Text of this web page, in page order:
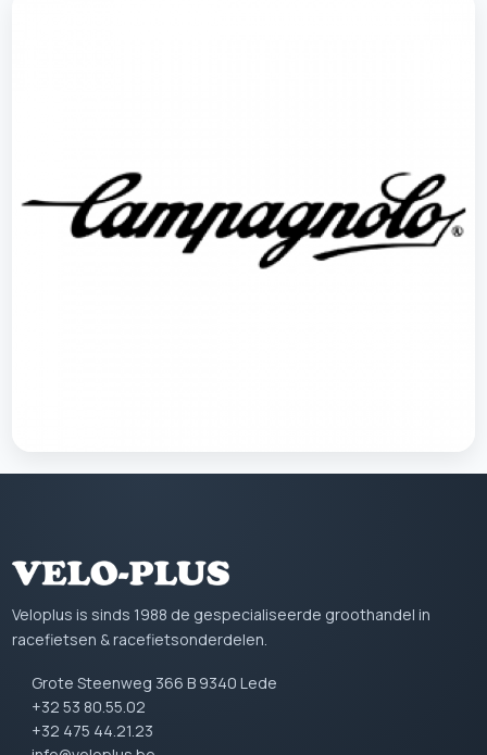
Veloplus is sinds 1988 de gespecialiseerde groothandel in
racefietsen & racefietsonderdelen.
Grote Steenweg 366 B 9340 Lede
+32 53 80.55.02
+32 475 44.21.23